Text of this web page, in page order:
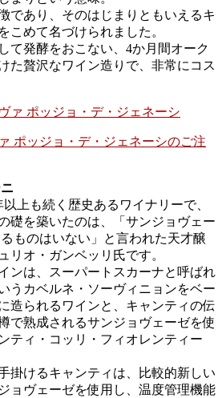
であり、そのはじまりともいえるキ
こめて名づけられました。
て発酵をおこない、4か月間オーク
た贅沢なワイン造りで、非常にコス
ポッジョ・デ・ジェネーシのご注
上も続く歴史あるワイナリーで、
礎を築いたのは、「サンジョヴェー
ものはいない」と言われた天才醸
リオ・ガンベッリ氏です。
ンは、スーパートスカーナと呼ばれ
うカベルネ・ソーヴィニョンをベー
造られるワインと、キャンティの伝
で熟成されるサンジョヴェーゼを使
ティ・コッリ・フィオレンティー
掛けるキャンティは、比較的新しい
ョヴェーゼを使用し、温度管理機能